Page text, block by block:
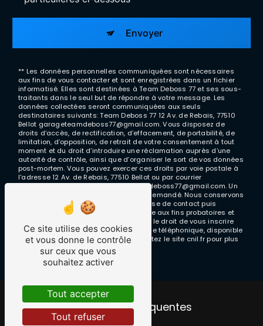
Envoyer
** Les données personnelles communiquées sont nécessaires
aux fins de vous contacter et sont enregistrées dans un fichier
informatisé. Elles sont destinées à Team Deboss 77 et ses sous-
traitants dans le seul but de répondre à votre message. Les
données collectées seront communiquées aux seuls
destinataires suivants: Team Deboss 77 12 Av. de Rebais, 77510
Bellot garageteamdeboss77@gmail.com. Vous disposez de
droits d’accès, de rectification, d’effacement, de portabilité, de
limitation, d’opposition, de retrait de votre consentement à tout
moment et du droit d’introduire une réclamation auprès d’une
autorité de contrôle, ainsi que d’organiser le sort de vos données
post-mortem. Vous pouvez exercer ces droits par voie postale à
l'adresse 12 Av. de Rebais, 77510 Bellot ou par courrier
électronique à l'adresse garageteamdeboss77@gmail.com. Un
justificatif d'identité pourra vous être demandé. Nous conservons
vos données pendant la période de prise de contact puis
pendant la durée de prescription légale aux fins probatoires et
de gestion des contentieux. Vous avez le droit de vous inscrire
sur la liste d'opposition au démarchage téléphonique, disponible
à cette adresse:Bloctel.gouv.fr. Consultez le site cnil.fr pour plus
d’informations sur vos droits.
Recherches fréquentes
Ce site utilise des cookies
et vous donne le contrôle
sur ceux que vous
souhaitez activer
Tout accepter
Tout refuser